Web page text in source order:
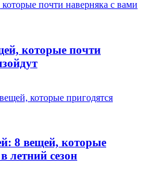
которые почти
8 вещей, которые
летний сезон